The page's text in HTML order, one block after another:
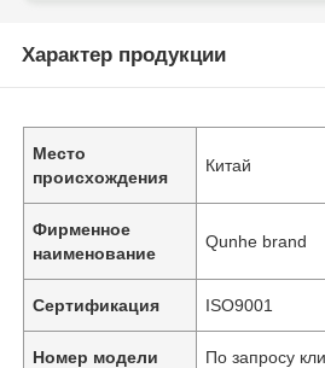
Характер продукции
Место
происхождения
Китай
Фирменное
наименование
Qunhe brand
Сертификация ISO9001
Номер модели По запросу